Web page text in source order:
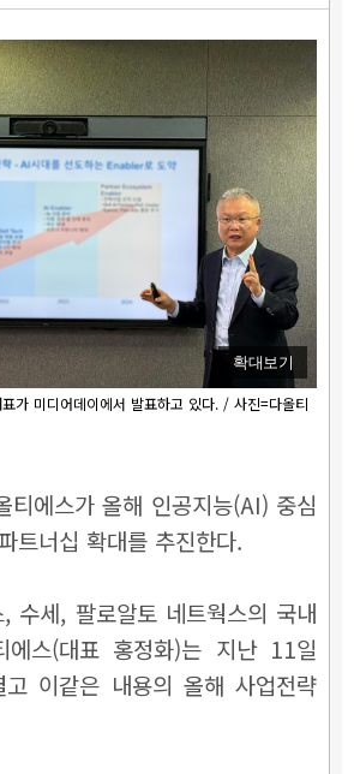
확대보기
가 미디어데이에서 발표하고 있다. / 사진=다올티
티에스가 올해 인공지능(AI) 중심
트너십 확대를 추진한다.
수세, 팔로알토 네트웍스의 국내
에스(대표 홍정화)는 지난 11일
고 이같은 내용의 올해 사업전략